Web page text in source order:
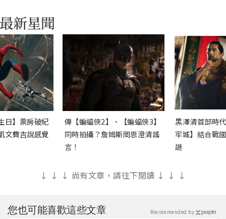
日】票房破紀
文費吉說感覺
傳【蝙蝠俠2】、【蝙蝠俠3】
同時拍攝？詹姆斯岡恩澄清謠
言！
黑澤清首部時
牢城】結合戰
謎
↓ ↓ ↓ 尚有文章，請往下閱讀 ↓ ↓ ↓
您也可能喜歡這些文章 Recommended by